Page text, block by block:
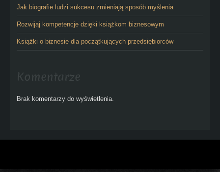
Jak biografie ludzi sukcesu zmieniają sposób myślenia
Rozwijaj kompetencje dzięki książkom biznesowym
Książki o biznesie dla początkujących przedsiębiorców
Komentarze
Brak komentarzy do wyświetlenia.